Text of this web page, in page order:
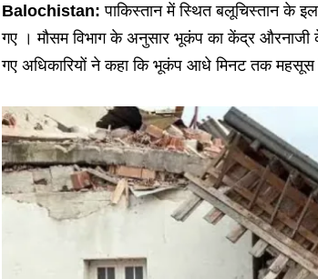
Balochistan: पाकिस्तान में स्थित बलूचिस्तान के
गए । मौसम विभाग के अनुसार भूकंप का केंद्र
गए अधिकारियों ने कहा कि भूकंप आधे मिनट तक महसूस